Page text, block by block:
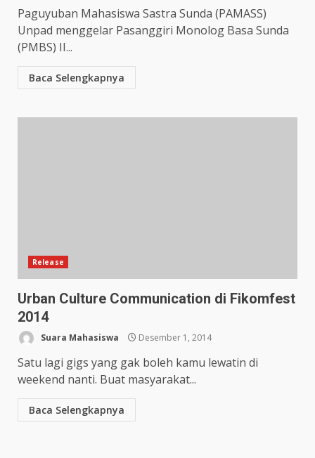
Paguyuban Mahasiswa Sastra Sunda (PAMASS)
Unpad menggelar Pasanggiri Monolog Basa Sunda
(PMBS) II...
Baca Selengkapnya
Release
Urban Culture Communication di Fikomfest
2014
Suara Mahasiswa Desember 1, 2014
Satu lagi gigs yang gak boleh kamu lewatin di
weekend nanti. Buat masyarakat...
Baca Selengkapnya